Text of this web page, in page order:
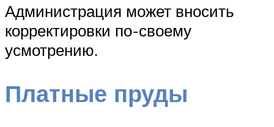
Администрация может вносить
корректировки по-своему
усмотрению.
Платные пруды